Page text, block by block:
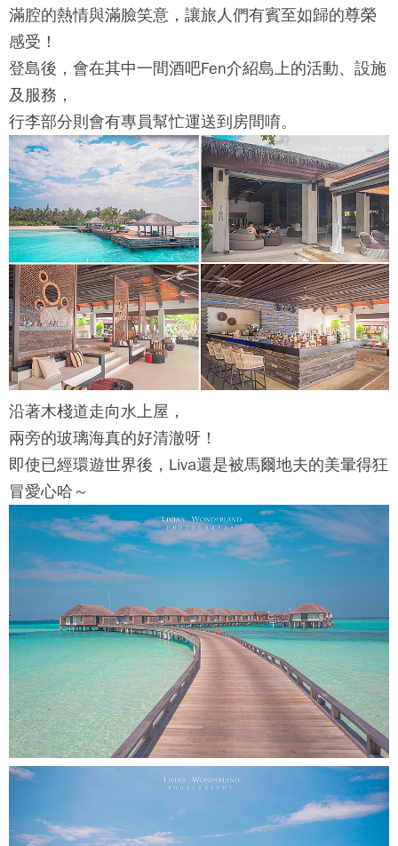
滿腔的熱情與滿臉笑意，讓旅人們有賓至如歸的尊榮
感受！
登島後，會在其中一間酒吧Fen介紹島上的活動、設施
及服務，
行李部分則會有專員幫忙運送到房間唷。
沿著木棧道走向水上屋，
兩旁的玻璃海真的好清澈呀！
即使已經環遊世界後，Liva還是被馬爾地夫的美暈得狂
冒愛心哈～